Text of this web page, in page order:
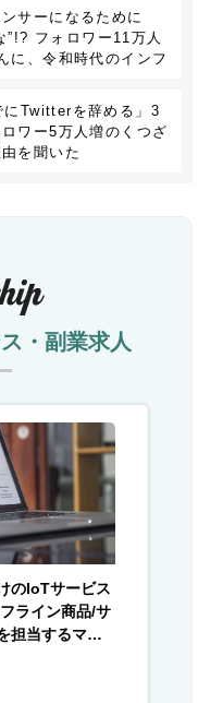
サーになるために
”!? フォロワー11万人
に、令和時代のインフ
にTwitterを辞める」3
ワー5万人増のくつざ
を聞いた
・副業求人
のIoTサービス
ライン商品/サ
担当するマー